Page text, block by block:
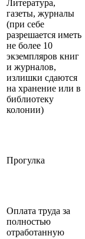
Литература,
газеты, журналы
(при себе
разрешается иметь
не более 10
экземпляров книг
и журналов,
излишки сдаются
на хранение или в
библиотеку
колонии)
Прогулка
Оплата труда за
полностью
отработанную